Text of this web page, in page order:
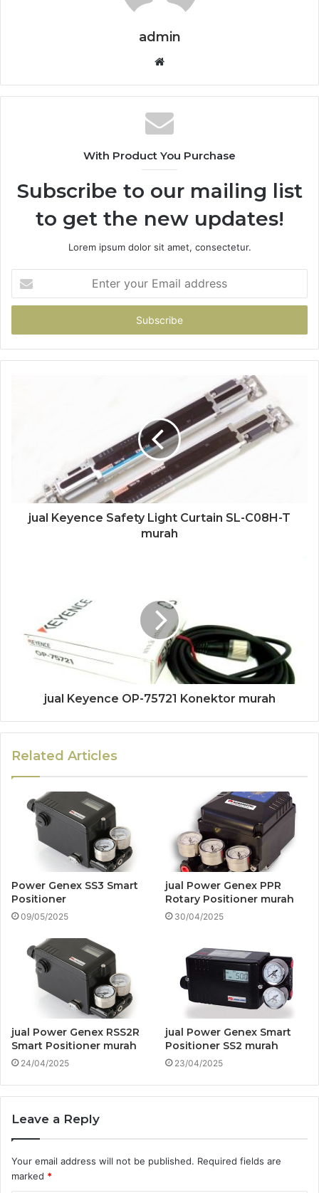
admin
Website
With Product You Purchase
Subscribe to our mailing list
to get the new updates!
Lorem ipsum dolor sit amet, consectetur.
your
Email
jual Keyence Safety Light Curtain SL-C08H-T
murah
jual Keyence OP-75721 Konektor murah
Related Articles
Power Genex SS3 Smart
Positioner
09/05/2025
jual Power Genex PPR
Rotary Positioner murah
30/04/2025
jual Power Genex RSS2R
Smart Positioner murah
24/04/2025
jual Power Genex Smart
Positioner SS2 murah
23/04/2025
Leave a Reply
Your email address will not be published. Required fields are
marked *